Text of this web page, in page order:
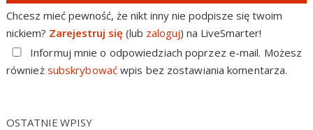
Chcesz mieć pewność, że nikt inny nie podpisze się twoim
nickiem? Zarejestruj się (lub zaloguj) na LiveSmarter!
Informuj mnie o odpowiedziach poprzez e-mail. Możesz
również subskrybowaćwpis bez zostawiania komentarza.
OSTATNIE WPISY